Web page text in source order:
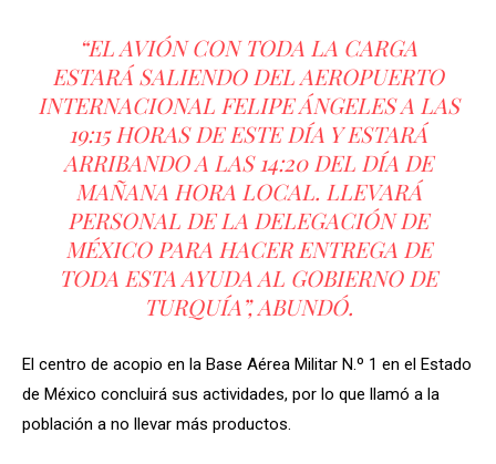
“EL AVIÓN CON TODA LA CARGA
ESTARÁ SALIENDO DEL AEROPUERTO
INTERNACIONAL FELIPE ÁNGELES A LAS
19:15 HORAS DE ESTE DÍA Y ESTARÁ
ARRIBANDO A LAS 14:20 DEL DÍA DE
MAÑANA HORA LOCAL. LLEVARÁ
PERSONAL DE LA DELEGACIÓN DE
MÉXICO PARA HACER ENTREGA DE
TODA ESTA AYUDA AL GOBIERNO DE
TURQUÍA”, ABUNDÓ.
El centro de acopio en la Base Aérea Militar N.º 1 en el Estado
de México concluirá sus actividades, por lo que llamó a la
población a no llevar más productos.